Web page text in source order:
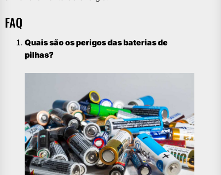
FAQ
Quais são os perigos das baterias de
pilhas?